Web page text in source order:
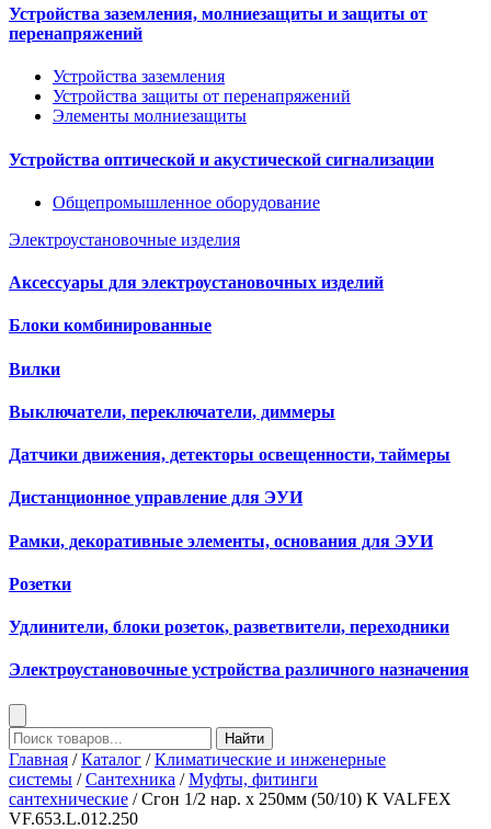
Устройства заземления, молниезащиты и защиты от
перенапряжений
Устройства заземления
Устройства защиты от перенапряжений
Элементы молниезащиты
Устройства оптической и акустической сигнализации
Общепромышленное оборудование
Электроустановочные изделия
Аксессуары для электроустановочных изделий
Блоки комбинированные
Вилки
Выключатели, переключатели, диммеры
Датчики движения, детекторы освещенности, таймеры
Дистанционное управление для ЭУИ
Рамки, декоративные элементы, основания для ЭУИ
Розетки
Удлинители, блоки розеток, разветвители, переходники
Электроустановочные устройства различного назначения
Найти
Главная /Каталог /Климатические и инженерные
системы /Сантехника /Муфты, фитинги
сантехнические / Сгон 1/2 нар. х 250мм (50/10) К VALFEX
VF.653.L.012.250